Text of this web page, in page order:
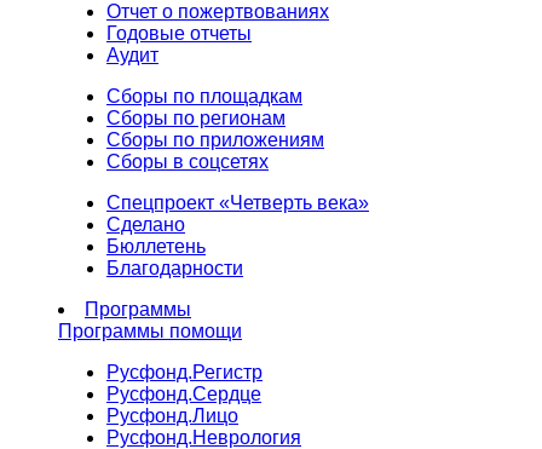
Отчет о пожертвованиях
Годовые отчеты
Аудит
Сборы по площадкам
Сборы по регионам
Сборы по приложениям
Сборы в соцсетях
Спецпроект «Четверть века»
Сделано
Бюллетень
Благодарности
Программы
Программы помощи
Русфонд.Регистр
Русфонд.Сердце
Русфонд.Лицо
Русфонд.Неврология